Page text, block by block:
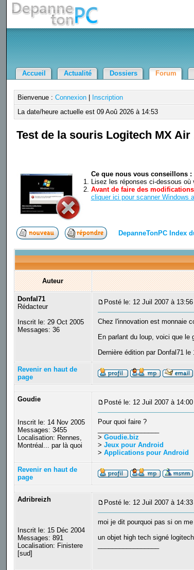
Accueil Actualité Dossiers Forum
Bienvenue : Connexion|
Inscription
La date/heure actuelle est 09 Aoû 2026 à 14:53
Test de la souris Logitech MX Air
Ce que nous vous conseillons :
Lisez les réponses ci-dessous
Avant de faire des
cliquer ici pour scanner Windows
DepanneTonPC Index
Auteur
Donfal71
Rédacteur
Inscrit le: 29 Oct 2005
Messages: 36
Posté le: 12 Juil 2007 à 13:56
Chez l'innovation est monnaie
En parlant du loup, voici que le
Dernière édition par Donfal71
Revenir en haut de
page
Goudie
Inscrit le: 14 Nov 2005
Messages: 3455
Localisation: Rennes,
Montréal... par là quoi
Posté le: 12 Juil 2007 à 14:00
Pour quoi faire ?
> Goudie.biz
> Jeux pour Android
> Applications pour Android
Revenir en haut de
page
Adribreizh
Inscrit le: 15 Déc 2004
Messages: 891
Localisation: Finistere
[sud]
Posté le: 12 Juil 2007 à 14:33
moi je dit pourquoi pas si on
un objet high tech signé